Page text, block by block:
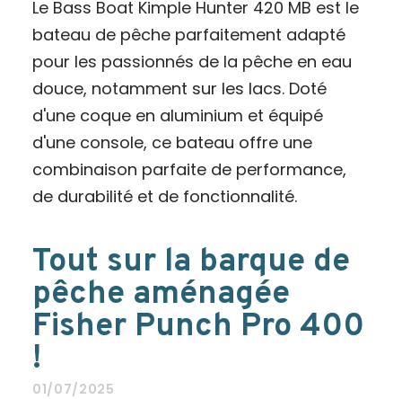
Le Bass Boat Kimple Hunter 420 MB est le
bateau de pêche parfaitement adapté
pour les passionnés de la pêche en eau
douce, notamment sur les lacs. Doté
d'une coque en aluminium et équipé
d'une console, ce bateau offre une
combinaison parfaite de performance,
de durabilité et de fonctionnalité.
Tout sur la barque de
pêche aménagée
Fisher Punch Pro 400
!
01/07/2025